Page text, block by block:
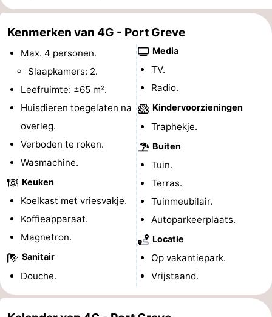
Steden
Rondleidingen
Sporten
Zwembaden
-
Wandelen
-
Golfbanen
-
Duiken
Eten
drinken
Zeehonden
Evenementen
Kenmerken van 4G - Port Greve
Max. 4 personen.
Slaapkamers: 2.
Leefruimte: ±65 m².
Huisdieren toegelaten na
overleg.
Verboden te roken.
Wasmachine.
Keuken
Koelkast met vriesvakje.
Koffieapparaat.
Magnetron.
Sanitair
Douche.
Media
TV.
Radio.
Kindervoorzieningen
Traphekje.
Buiten
Tuin.
Terras.
Tuinmeubilair.
Autoparkeerplaats.
Locatie
Op vakantiepark.
Vrijstaand.